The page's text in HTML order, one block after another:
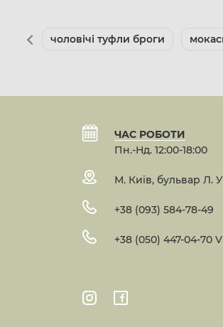
чоловічі туфли броги
ЧАС РОБОТИ
Пн.-Нд. 12:00-18:00
М. Київ, бульвар Л.
+38 (093) 584-78-49
+38 (050) 447-04-70